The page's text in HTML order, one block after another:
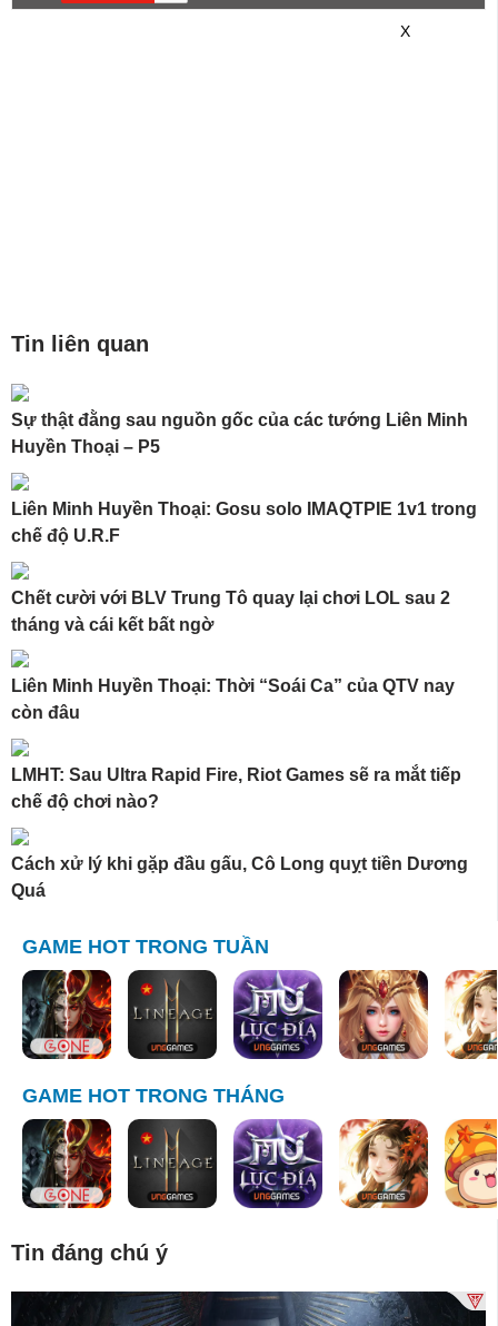
X
Tin liên quan
Sự thật đằng sau nguồn gốc của các tướng Liên Minh
Huyền Thoại – P5
Liên Minh Huyền Thoại: Gosu solo IMAQTPIE 1v1 trong
chế độ U.R.F
Chết cười với BLV Trung Tô quay lại chơi LOL sau 2
tháng và cái kết bất ngờ
Liên Minh Huyền Thoại: Thời “Soái Ca” của QTV nay
còn đâu
LMHT: Sau Ultra Rapid Fire, Riot Games sẽ ra mắt tiếp
chế độ chơi nào?
Cách xử lý khi gặp đầu gấu, Cô Long quỵt tiền Dương
Quá
GAME HOT TRONG TUẦN
GAME HOT TRONG THÁNG
Tin đáng chú ý